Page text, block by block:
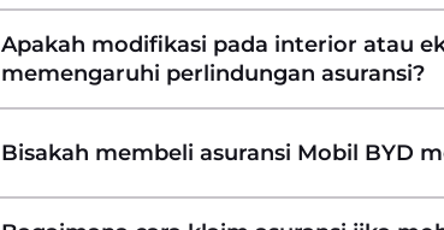
Apakah modifikasi pada interior atau
memengaruhi perlindungan asuransi?
Bisakah membeli asuransi Mobil BYD